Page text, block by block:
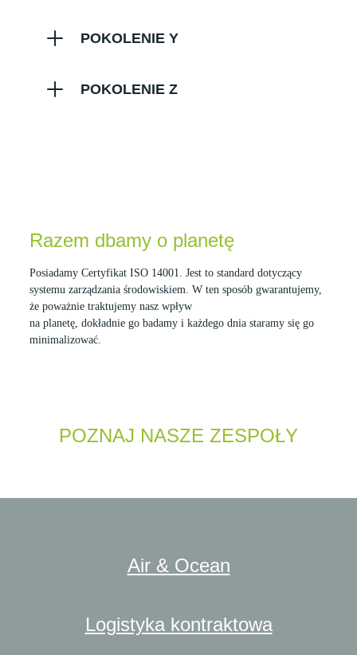
POKOLENIE Y
POKOLENIE Z
Razem dbamy o planetę
Posiadamy Certyfikat ISO 14001. Jest to standard dotyczący
systemu zarządzania środowiskiem. W ten sposób gwarantujemy,
że poważnie traktujemy nasz wpływ
na planetę, dokładnie go badamy i każdego dnia staramy się go
minimalizować.
POZNAJ NASZE ZESPOŁY
Air & Ocean
Logistyka kontraktowa